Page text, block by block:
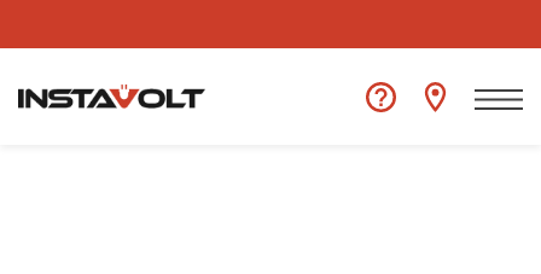
Ver outra localização